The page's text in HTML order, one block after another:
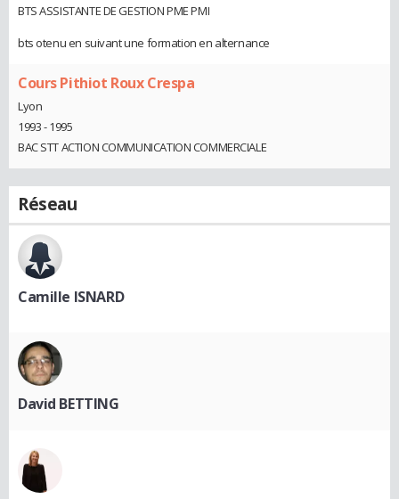
BTS ASSISTANTE DE GESTION PME PMI
bts otenu en suivant une formation en alternance
Cours Pithiot Roux Crespa
Lyon
1993 - 1995
BAC STT ACTION COMMUNICATION COMMERCIALE
Réseau
Camille ISNARD
David BETTING